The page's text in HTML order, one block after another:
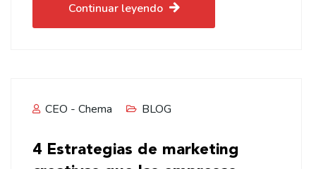
Continuar leyendo
CEO - Chema BLOG
4 Estrategias de marketing